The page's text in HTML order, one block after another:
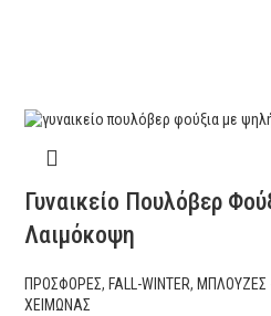
Γυναικείο Πουλόβερ
Λαιμόκοψη
ΠΡΟΣΦΟΡΕΣ, FALL-WINTER, ΜΠΛΟΥΖΕΣ -
ΧΕΙΜΩΝΑΣ